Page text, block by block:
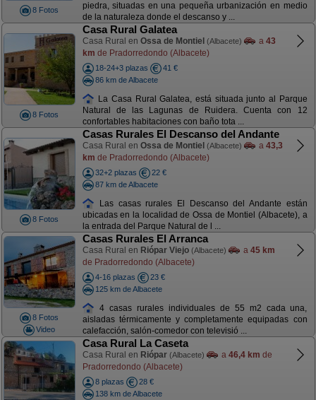
8 Fotos
piedra, situadas en una pequeña urbanización en medio
de la naturaleza donde el descanso y ...
8 Fotos
Casa Rural Galatea
Casa Rural en Ossa de Montiel (Albacete) a 43
km de Pradorredondo (Albacete)
18-24+3 plazas
41 €
86 km de Albacete
La Casa Rural Galatea, está situada junto al Parque
Natural de las Lagunas de Ruidera. Cuenta con 12
confortables habitaciones con baño tota ...
8 Fotos
Casas Rurales El Descanso del Andante
Casa Rural en Ossa de Montiel (Albacete) a 43,3
km de Pradorredondo (Albacete)
32+2 plazas
22 €
87 km de Albacete
Las casas rurales El Descanso del Andante están
ubicadas en la localidad de Ossa de Montiel (Albacete), a
la entrada del Parque Natural de l ...
8 Fotos
Video
Casas Rurales El Arranca
Casa Rural en Riópar Viejo (Albacete) a 45 km
de Pradorredondo (Albacete)
4-16 plazas
23 €
125 km de Albacete
4 casas rurales individuales de 55 m2 cada una,
aisladas térmicamente y completamente equipadas con
calefacción, salón-comedor con televisió ...
Casa Rural La Caseta
Casa Rural en Riópar (Albacete) a 46,4 km de
Pradorredondo (Albacete)
8 plazas
28 €
138 km de Albacete